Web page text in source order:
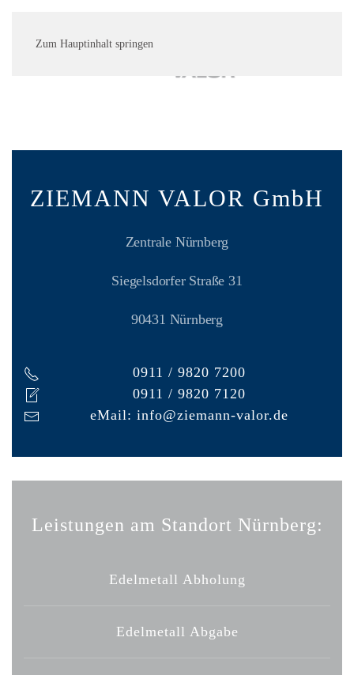
Zum Hauptinhalt springen
ZIEMANN VALOR GmbH
Zentrale Nürnberg
Siegelsdorfer Straße 31
90431 Nürnberg
0911 / 9820 7200
0911 / 9820 7120
eMail: info@ziemann-valor.de
Leistungen am Standort Nürnberg:
Edelmetall Abholung
Edelmetall Abgabe